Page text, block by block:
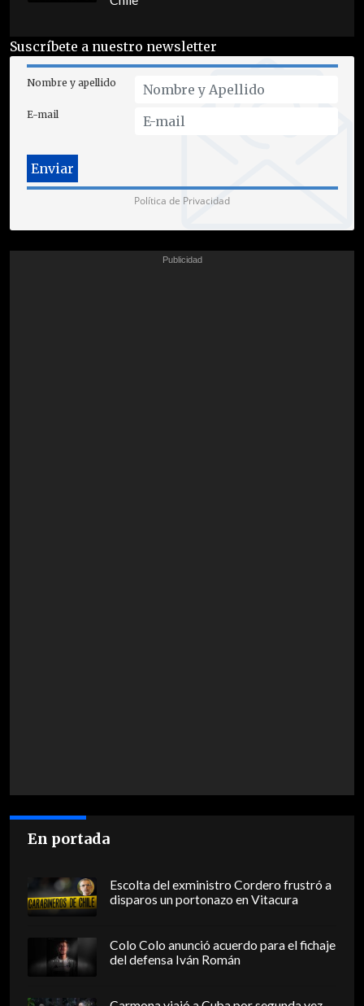
Suscríbete a nuestro newsletter
Nombre y apellido
E-mail
Política de Privacidad
En portada
Escolta del exministro Cordero frustró a
disparos un portonazo en Vitacura
Colo Colo anunció acuerdo para el fichaje
del defensa Iván Román